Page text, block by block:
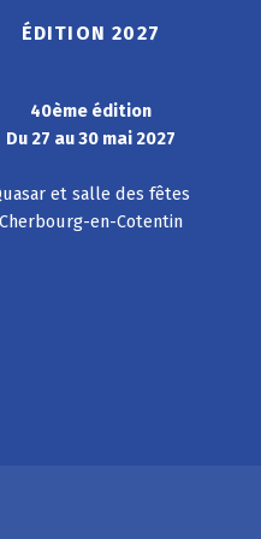
ÉDITION 2027
40ème édition
Du 27 au 30 mai 2027
et salle des fêtes
en-Cotentin